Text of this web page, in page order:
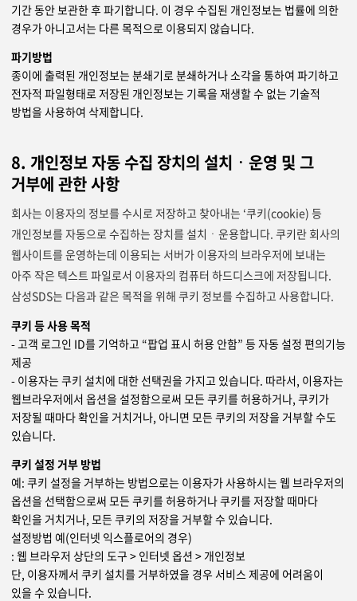
기간 동안 보관한 후 파기합니다. 이 경우 수집된 개인정보는 법률에 의한
경우가 아니고서는 다른 목적으로 이용되지 않습니다.
파기방법
종이에 출력된 개인정보는 분쇄기로 분쇄하거나 소각을 통하여 파기하고
전자적 파일형태로 저장된 개인정보는 기록을 재생할 수 없는 기술적
방법을 사용하여 삭제합니다.
8. 개인정보 자동 수집 장치의 설치ㆍ운영 및 그
거부에 관한 사항
회사는 이용자의 정보를 수시로 저장하고 찾아내는 ‘쿠키(cookie) 등
개인정보를 자동으로 수집하는 장치를 설치ㆍ운용합니다. 쿠키란 회사의
웹사이트를 운영하는데 이용되는 서버가 이용자의 브라우저에 보내는
아주 작은 텍스트 파일로서 이용자의 컴퓨터 하드디스크에 저장됩니다.
삼성SDS는 다음과 같은 목적을 위해 쿠키 정보를 수집하고 사용합니다.
쿠키 등 사용 목적
- 고객 로그인 ID를 기억하고 “팝업 표시 허용 안함” 등 자동 설정 편의기능
제공
- 이용자는 쿠키 설치에 대한 선택권을 가지고 있습니다. 따라서, 이용자는
웹브라우저에서 옵션을 설정함으로써 모든 쿠키를 허용하거나, 쿠키가
저장될 때마다 확인을 거치거나, 아니면 모든 쿠키의 저장을 거부할 수도
있습니다.
쿠키 설정 거부 방법
예: 쿠키 설정을 거부하는 방법으로는 이용자가 사용하시는 웹 브라우저의
옵션을 선택함으로써 모든 쿠키를 허용하거나 쿠키를 저장할 때마다
확인을 거치거나, 모든 쿠키의 저장을 거부할 수 있습니다.
설정방법 예(인터넷 익스플로어의 경우)
: 웹 브라우저 상단의 도구 > 인터넷 옵션 > 개인정보
단, 이용자께서 쿠키 설치를 거부하였을 경우 서비스 제공에 어려움이
있을 수 있습니다.